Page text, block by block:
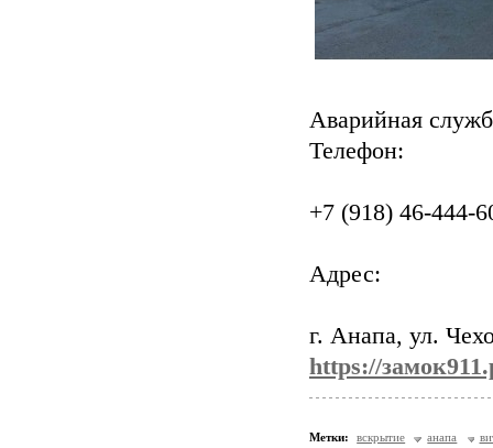
Аварийная
Телефон:
+7 (918) 46-444-
Адрес:
г. Анапа, ул.
https://
Метки: вскрытие анапа